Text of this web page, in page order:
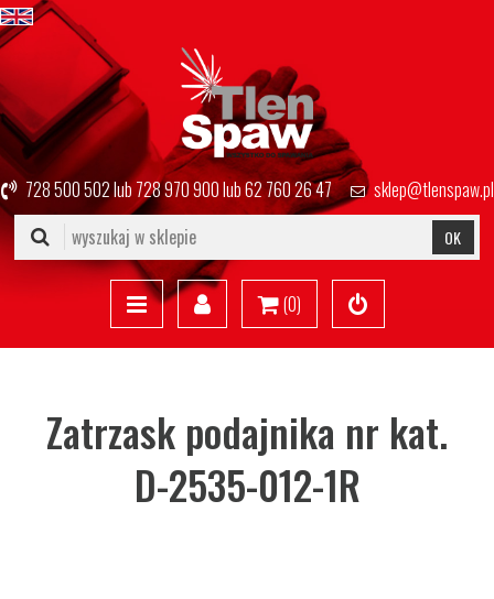
728 500 502lub728 970 900lub62 760 26 47 sklep@tlenspaw.pl
OK
(0)
Zatrzask podajnika nr kat.
D-2535-012-1R